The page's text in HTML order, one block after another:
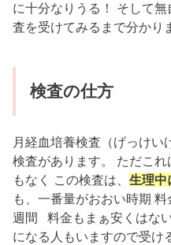
に十分なりうる！ そして
査を受けてみるまで分かり
検査の仕方
月経血培養検査（げっけい
検査があります。 ただこ
もなく この検査は、生理中
も、一番量がおおい時期
週間 料金もまぁ安くはな
になる人もいますので受け